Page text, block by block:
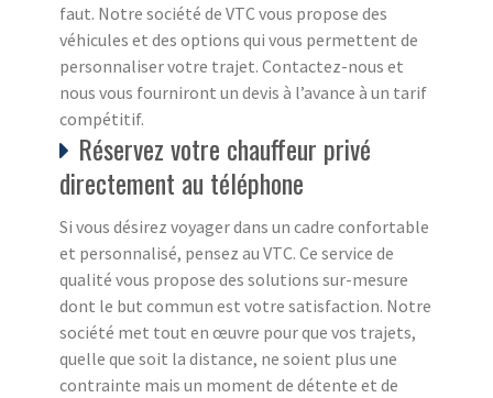
faut. Notre société de VTC vous propose des
véhicules et des options qui vous permettent de
personnaliser votre trajet. Contactez-nous et
nous vous fourniront un devis à l’avance à un tarif
compétitif.
Réservez votre chauffeur privé
directement au téléphone
Si vous désirez voyager dans un cadre confortable
et personnalisé, pensez au VTC. Ce service de
qualité vous propose des solutions sur-mesure
dont le but commun est votre satisfaction. Notre
société met tout en œuvre pour que vos trajets,
quelle que soit la distance, ne soient plus une
contrainte mais un moment de détente et de